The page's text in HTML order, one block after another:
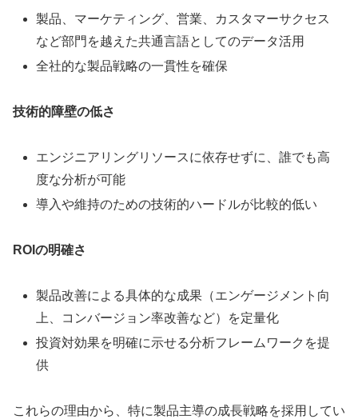
製品、マーケティング、営業、カスタマーサクセス
など部門を越えた共通言語としてのデータ活用
全社的な製品戦略の一貫性を確保
技術的障壁の低さ
エンジニアリングリソースに依存せずに、誰でも高
度な分析が可能
導入や維持のための技術的ハードルが比較的低い
ROIの明確さ
製品改善による具体的な成果（エンゲージメント向
上、コンバージョン率改善など）を定量化
投資対効果を明確に示せる分析フレームワークを提
供
これらの理由から、特に製品主導の成長戦略を採用してい